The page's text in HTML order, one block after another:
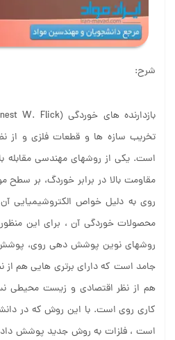
شرح:
تخریب سازه ها و قطعات فلزی و از
است. یکی از روشهای مهندسی مقابله
مقاومت بالا در برابر خوردگ، بر سطح
روی به دلیل خواص الکتروشیمیایی
محصولات خوردگی آن ، برای این
روشهای نوین پوشش دهی روی،
جامد است که دارای برتری هایی هم
هم از نظر اقتصادی و زیست محیطی
کاری روی است. با این روش که در
است ، فلزات به روش جدید پوشش